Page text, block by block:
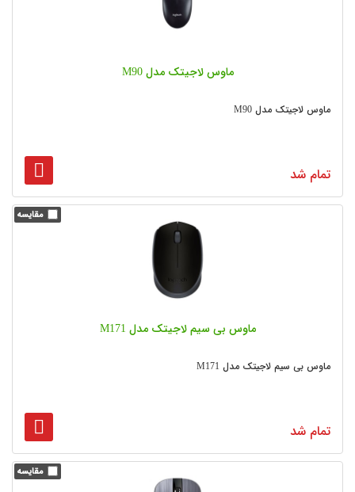
ماوس لاجیتک مدل M90
ماوس لاجیتک مدل M90
تمام شد
ماوس بی‌ سیم لاجیتک مدل M171
ماوس بی‌ سیم لاجیتک مدل M171
تمام شد